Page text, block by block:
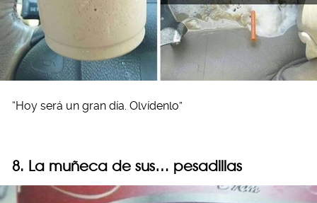
“Hoy será un gran día. Olvídenlo”
8. La muñeca de sus… pesadillas